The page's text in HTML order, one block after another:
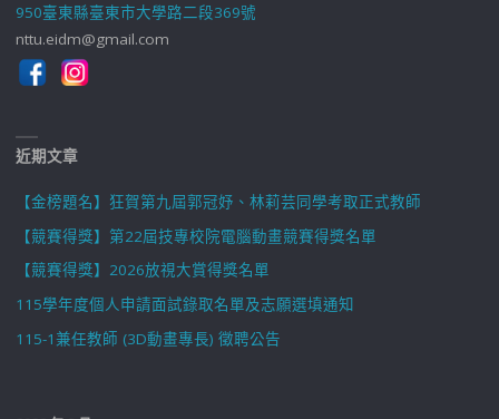
950臺東縣臺東市大學路二段369號
nttu.eidm@gmail.com
近期文章
【金榜題名】狂賀第九屆郭冠妤、林莉芸同學考取正式教師
【競賽得獎】第22屆技專校院電腦動畫競賽得獎名單
【競賽得獎】2026放視大賞得獎名單
115學年度個人申請面試錄取名單及志願選填通知
115-1兼任教師 (3D動畫專長) 徵聘公告